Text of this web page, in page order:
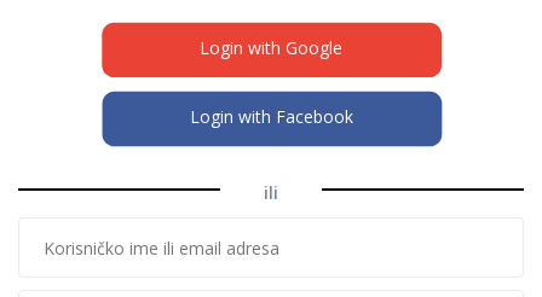
Login with Google
Login with Facebook
ili